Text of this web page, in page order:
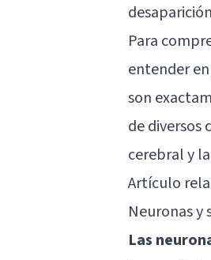
Para
entender
son
de diversos
cerebral y
Artículo
Neuronas y
Las